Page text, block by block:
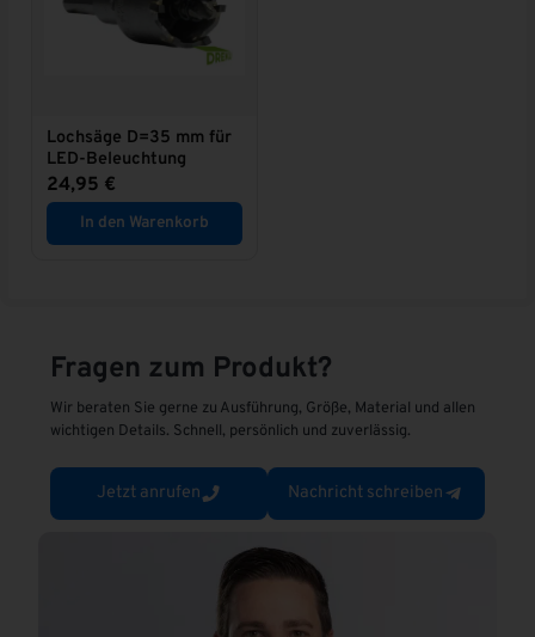
Lochsäge D=35 mm für
LED-Beleuchtung
24,95 €
In den Warenkorb
Fragen zum Produkt?
Wir beraten Sie gerne zu Ausführung, Größe, Material und allen
wichtigen Details. Schnell, persönlich und zuverlässig.
Jetzt anrufen Nachricht schreiben